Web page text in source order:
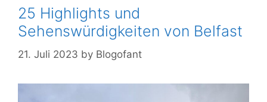
25 Highlights und
Sehenswürdigkeiten von Belfast
21. Juli 2023 by Blogofant